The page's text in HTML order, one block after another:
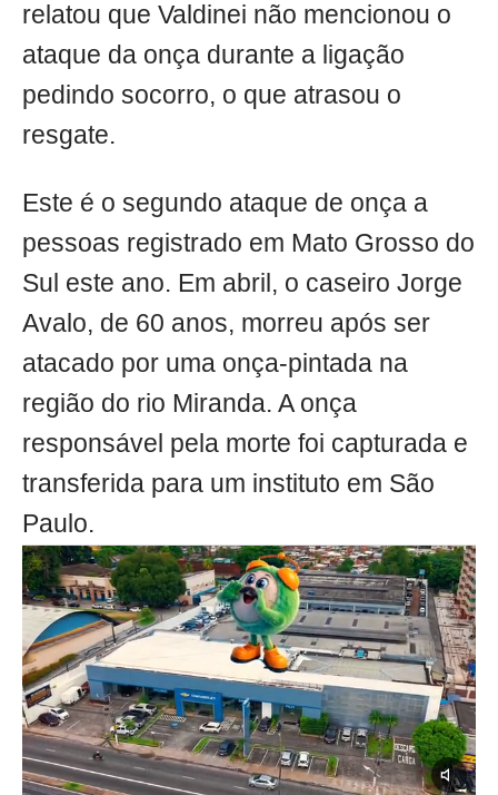
relatou que Valdinei não mencionou o
ataque da onça durante a ligação
pedindo socorro, o que atrasou o
resgate.
Este é o segundo ataque de onça a
pessoas registrado em Mato Grosso do
Sul este ano. Em abril, o caseiro Jorge
Avalo, de 60 anos, morreu após ser
atacado por uma onça-pintada na
região do rio Miranda. A onça
responsável pela morte foi capturada e
transferida para um instituto em São
Paulo.